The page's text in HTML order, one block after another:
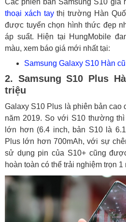
Các phiên bản Samsung S10 giá
thoại xách taythị trường Hàn
được tuyển chọn hình thức đẹp
áp suẩt. Hiện tại HungMobile
màu, xem báo giá mới nhất tại:
Samsung Galaxy S10 Hàn
2. Samsung S10 Plus
triệu
Galaxy S10 Plus là phiên bản cao
năm 2019. So với S10 thường
lớn hơn (6.4 inch, bản S10 là
Plus lớn hơn 700mAh, với sự
sử dụng pin của S10+ cũng
hoàn toàn có thể trải nghiệm trọn